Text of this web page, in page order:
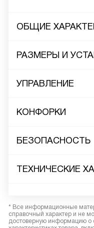
ОБЩИЕ
РАЗМЕРЫ И
УПРАВЛЕНИЕ
КОНФОРКИ
БЕЗОПАСНОСТЬ
ТЕХНИЧЕСКИЕ
* Все информационные
справочный характер и не
достоверную информацию о